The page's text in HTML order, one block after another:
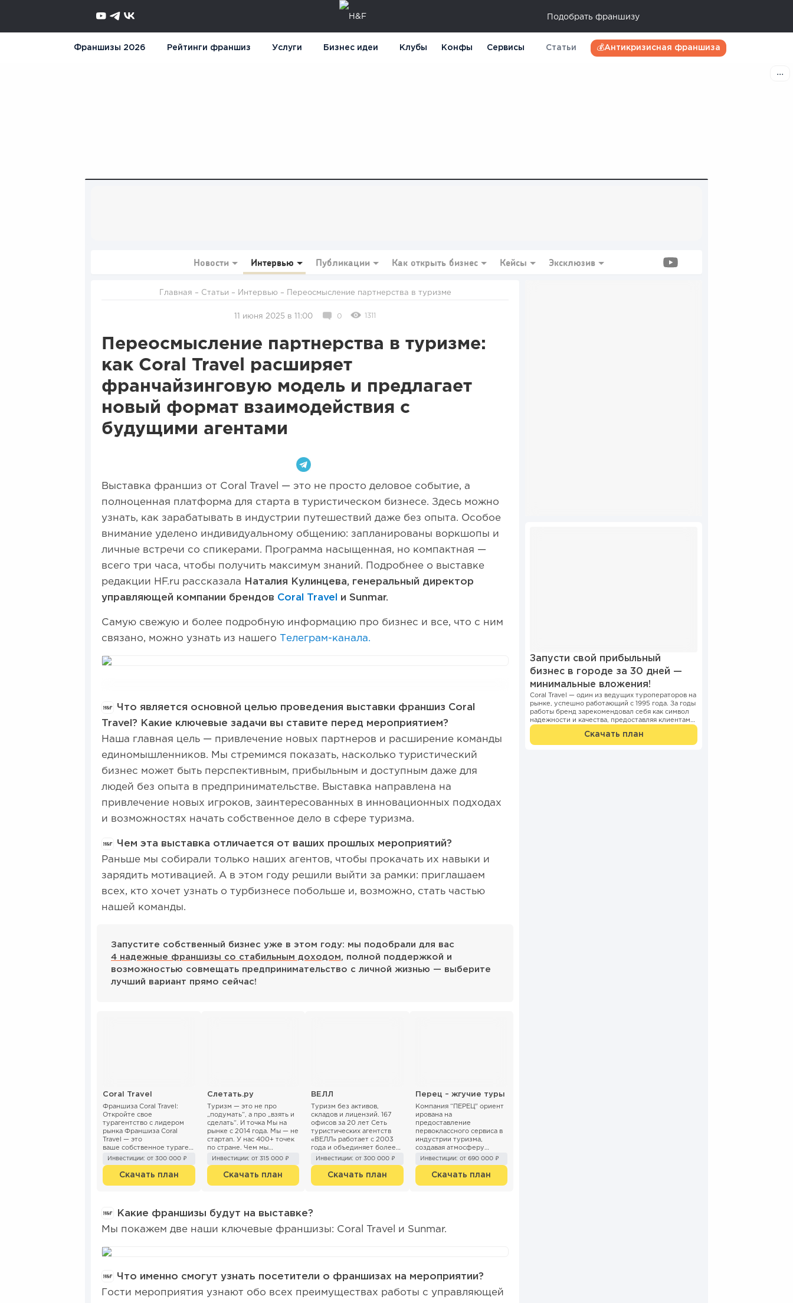
Подобрать франшизу
Франшизы 2026 Рейтинги франшиз Услуги Бизнес идеи Клубы Конфы Сервисы Статьи 💰Антикризисная франшиза
Новости Интервью Публикации Как открыть бизнес Кейсы Эксклюзив
Главная – Статьи – Интервью – Переосмысление партнерства в туризме
11 июня 2025 в 11:00 0 1311
Переосмысление партнерства в туризме:
как Coral Travel расширяет
франчайзинговую модель и предлагает
новый формат взаимодействия с
будущими агентами
Выставка франшиз от Coral Travel — это не просто деловое событие, а
полноценная платформа для старта в туристическом бизнесе. Здесь можно
узнать, как зарабатывать в индустрии путешествий даже без опыта. Особое
внимание уделено индивидуальному общению: запланированы воркшопы и
личные встречи со спикерами. Программа насыщенная, но компактная —
всего три часа, чтобы получить максимум знаний. Подробнее о выставке
редакции HF.ru рассказала
Наталия Кулинцева, генеральный директор
управляющей компании брендов Coral Travel и Sunmar.
Самую свежую и более подробную информацию про бизнес и все, что с ним
связано, можно узнать из нашего
Телеграм-канала.
Что является основной целью проведения выставки франшиз Coral
Travel? Какие ключевые задачи вы ставите перед мероприятием?
Наша главная цель — привлечение новых партнеров и расширение команды
единомышленников. Мы стремимся показать, насколько туристический
бизнес может быть перспективным, прибыльным и доступным даже для
людей без опыта в предпринимательстве. Выставка направлена на
привлечение новых игроков, заинтересованных в инновационных подходах
и возможностях начать собственное дело в сфере туризма.
Чем эта выставка отличается от ваших прошлых мероприятий?
Раньше мы собирали только наших агентов, чтобы прокачать их навыки и
зарядить мотивацией. А в этом году решили выйти за рамки: приглашаем
всех, кто хочет узнать о турбизнесе побольше и, возможно, стать частью
нашей команды.
Запустите собственный бизнес уже в этом году: мы подобрали для вас
4 надежные франшизы со стабильным доходом, полной поддержкой и
возможностью совмещать предпринимательство с личной жизнью — выберите
лучший вариант прямо сейчас!
Coral Travel
Франшиза Coral Travel:
Откройте свое
турагентство с лидером
рынка Франшиза Coral
Travel — это
ваше собственное тураген
тство под брендом одного
из лидеров рынка с 1995
года. Мы даем ...
Инвестиции: от 300 000 ₽
Скачать план
Слетать.ру
Туризм — это не про
„подумать“, а про „взять и
сделать“. И точка Мы на
рынке с 2014 года. Мы — не
стартап. У нас 400+ точек
по стране. Чем мы
отличаемся от конку...
Инвестиции: от 315 000 ₽
Скачать план
ВЕЛЛ
Туризм без активов,
складов и лицензий. 167
офисов за 20 лет Сеть
туристических агентств
«ВЕЛЛ» работает с 2003
года и объединяет более
167 офисов в России и
странах СНГ. Это
туристичес...
Инвестиции: от 300 000 ₽
Скачать план
Перец – жгучие туры
Компания “ПЕРЕЦ” ориент
ирована на
предоставление
первоклассного сервиса в
индустрии туризма,
создавая атмосферу
беззаботного отдыха и
комфорта для своих
клиентов. Основатели
видя...
Инвестиции: от 690 000 ₽
Скачать план
Какие франшизы будут на выставке?
Мы покажем две наши ключевые франшизы: Coral Travel и Sunmar.
Что именно смогут узнать посетители о франшизах на мероприятии?
Гости мероприятия узнают обо всех преимуществах работы с управляющей
Запусти свой прибыльный
бизнес в городе за 30 дней —
минимальные вложения!
Coral Travel — один из ведущих туроператоров на
рынке, успешно работающий с 1995 года. За годы
работы бренд зарекомендовал себя как символ
надежности и качества, предоставляя клиентам
лучшие тур...
Скачать план